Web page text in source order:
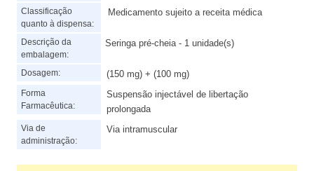
Classificação
quanto à dispensa:
Medicamento sujeito a receita médica
Descrição da
embalagem:
Seringa pré-cheia - 1 unidade(s)
Dosagem: (150 mg) + (100 mg)
Forma
Farmacêutica:
Suspensão injectável de libertação
prolongada
Via de
administração:
Via intramuscular